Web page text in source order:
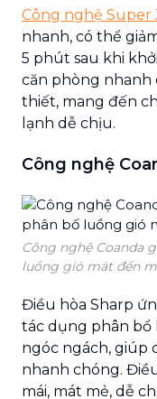
Công nghệ Super
nhanh, có thể
5 phút sau khi
căn phòng nhanh
thiết, mang đến
lạnh dễ chịu.
Công nghệ
Công nghệ Coanda
luồng gió mát đến
Điều hòa Sharp
tác dụng phân bổ
ngóc ngách, giúp
nhanh chóng.
mái, mát mẻ, dễ